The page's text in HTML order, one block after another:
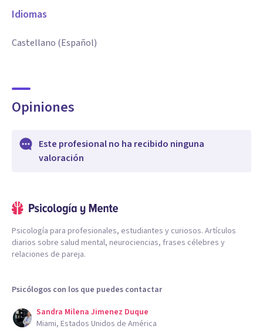
Idiomas
Castellano (Español)
Opiniones
Este profesional no ha recibido ninguna
valoración
Psicología para profesionales, estudiantes y curiosos. Artículos
diarios sobre salud mental, neurociencias, frases célebres y
relaciones de pareja.
Psicólogos con los que puedes contactar
Sandra Milena Jimenez Duque
Miami, Estados Unidos de América